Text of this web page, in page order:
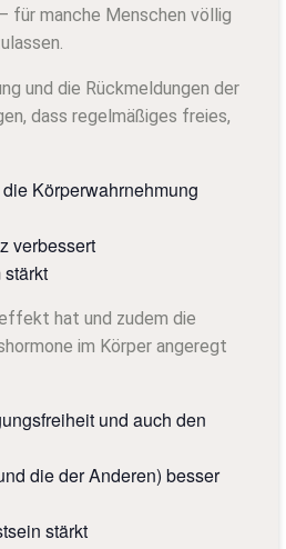
für manche Menschen völlig
und die Rückmeldungen der
dass regelmäßiges freies,
Körperwahrnehmung
verbessert
hat und zudem die
im Körper angeregt
und auch den
die der Anderen) besser
stärkt